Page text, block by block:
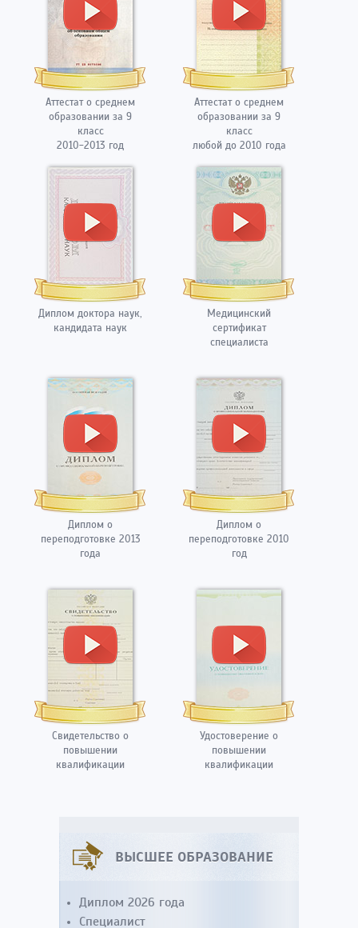
Аттестат о среднем
образовании за 9
класс
2010-2013 год
Аттестат о среднем
образовании за 9
класс
любой до 2010 года
Диплом доктора наук,
кандидата наук
Медицинский
сертификат
специалиста
Диплом о
переподготовке 2013
года
Диплом о
переподготовке 2010
год
Свидетельство о
повышении
квалификации
Удостоверение о
повышении
квалификации
ВЫСШЕЕ ОБРАЗОВАНИЕ
Диплом 2026 года
Специалист